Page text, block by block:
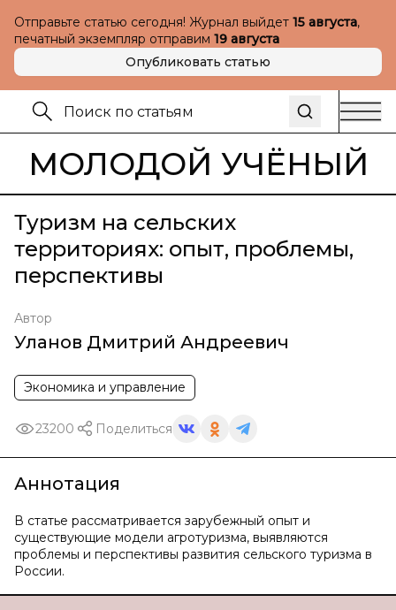
Отправьте статью сегодня! Журнал выйдет 15 августа,
печатный экземпляр отправим 19 августа
Опубликовать статью
МОЛОДОЙ УЧЁНЫЙ
Туризм на сельских
территориях: опыт, проблемы,
перспективы
Автор
Уланов Дмитрий Андреевич
Экономика и управление
23200 Поделиться
Аннотация
В статье рассматривается зарубежный опыт и
существующие модели агротуризма, выявляются
проблемы и перспективы развития сельского туризма в
России.